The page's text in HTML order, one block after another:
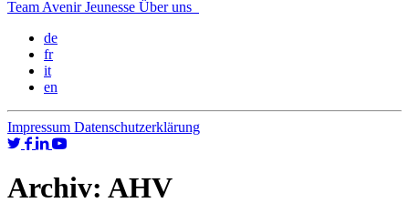
Team Avenir Jeunesse Über uns
de
fr
it
en
Impressum Datenschutzerklärung
Archiv: AHV